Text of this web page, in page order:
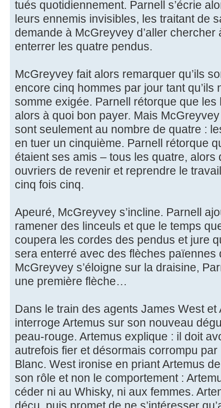
tués quotidiennement. Parnell s’écrie
leurs ennemis invisibles, les traitant de
demande à McGreyvey d’aller
enterrer les quatre pendus.
McGreyvey fait alors remarquer qu’ils
encore cinq hommes par jour tant qu’ils
somme exigée. Parnell rétorque que
alors à quoi bon payer. Mais
sont seulement au nombre de quatre :
en tuer un cinquième. Parnell rétorque
étaient ses amis – tous les quatre,
ouvriers de revenir et reprendre le
cinq fois cinq.
Apeuré, McGreyvey s’incline. Parnell
ramener des linceuls et que le temps
coupera les cordes des pendus et jure
sera enterré avec des flèches païennes
McGreyvey s’éloigne sur la draisine,
une première flèche…
Dans le train des agents James West
interroge Artemus sur son nouveau
peau-rouge. Artemus explique : il doit
autrefois fier et désormais corrompu par
Blanc. West ironise en priant Artemus
son rôle et non le comportement :
céder ni au Whisky, ni aux femmes.
déçu, puis promet de ne s’intéresser